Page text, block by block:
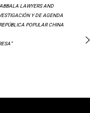
LAWYERS AND
Y DE AGENDA
POPULAR CHINA